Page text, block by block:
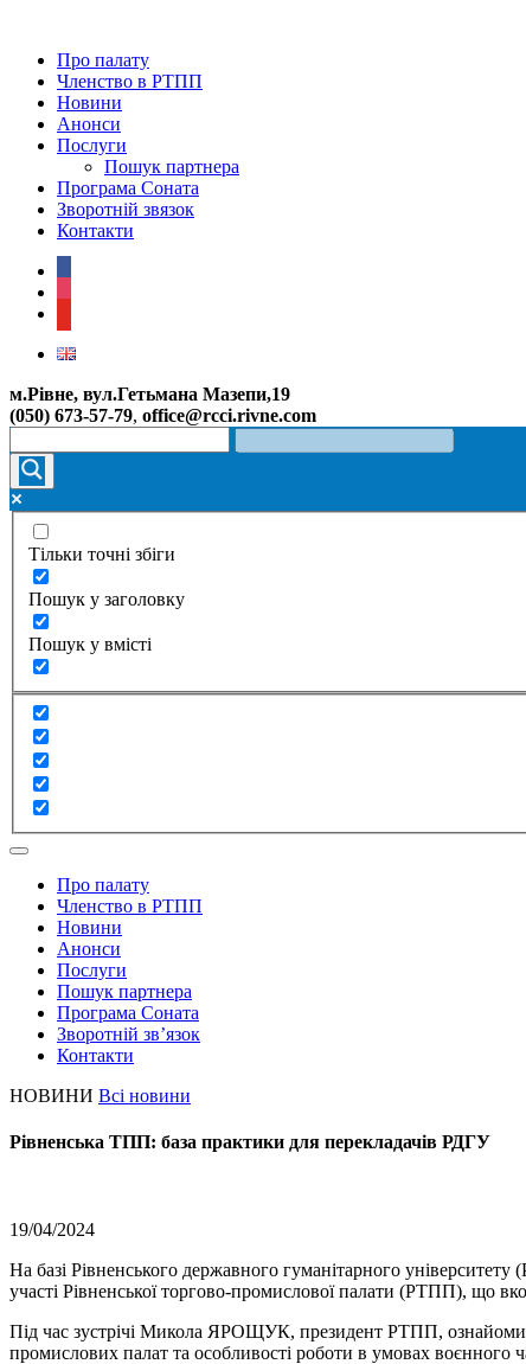
Про палату
Членство в РТПП
Новини
Анонси
Послуги
Пошук партнера
Програма Соната
Зворотній звязок
Контакти
м.Рівне, вул.Гетьмана Мазепи,19
(050) 673-57-79, office@rcci.rivne.com
Тільки точні збіги
Пошук у заголовку
Пошук у вмісті
Про палату
Членство в РТПП
Новини
Анонси
Послуги
Пошук партнера
Програма Соната
Зворотній зв’язок
Контакти
НОВИНИ Всі новини
Рівненська ТПП: база практики для перекладачів РДГУ
19/04/2024
На базі Рівненського державного гуманітарного
участі Рівненської торгово-промислової палати (РТПП), що
Під час зустрічі Микола ЯРОЩУК, президент РТПП, ознайомив
промислових палат та особливості роботи в умовах воєнного